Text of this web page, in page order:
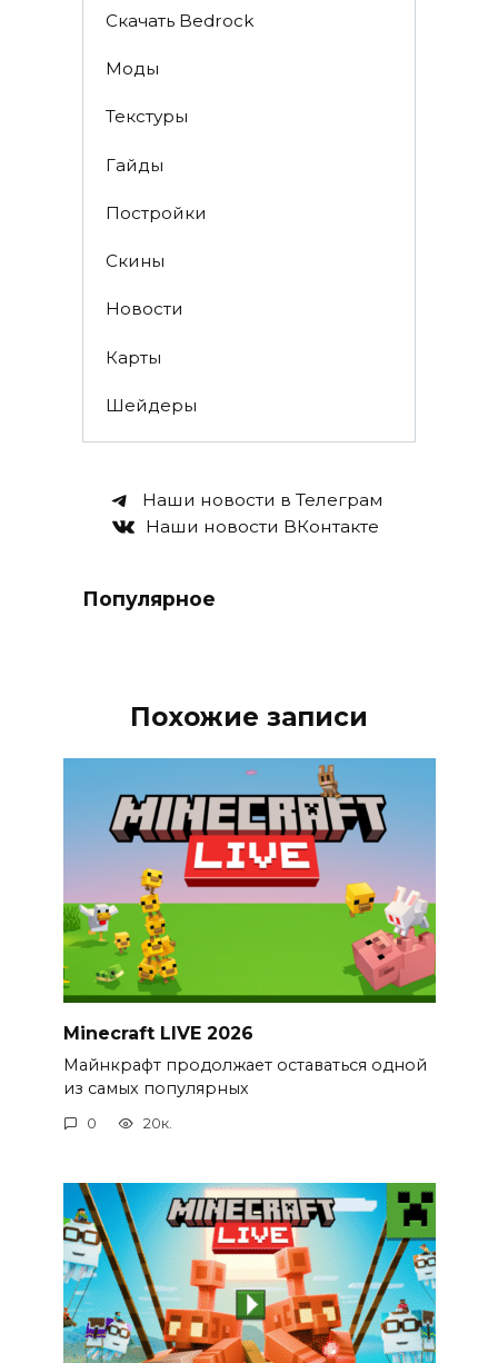
Скачать Bedrock
Моды
Текстуры
Гайды
Постройки
Скины
Новости
Карты
Шейдеры
Наши новости в Телеграм
Наши новости ВКонтакте
Популярное
Похожие записи
Minecraft LIVE 2026
Майнкрафт продолжает оставаться одной
из самых популярных
0 20к.